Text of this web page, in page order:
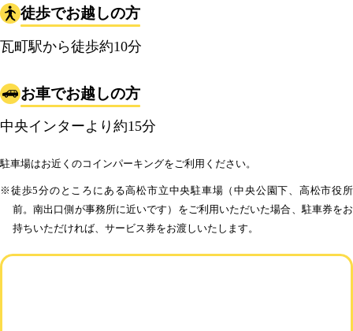
徒歩でお越しの方
瓦町駅から徒歩約10分
お車でお越しの方
中央インターより約15分
駐車場はお近くのコインパーキングをご利用ください。
※徒歩5分のところにある高松市立中央駐車場（中央公園下、高松市役所
前。南出口側が事務所に近いです）をご利用いただいた場合、駐車券をお
持ちいただければ、サービス券をお渡しいたします。